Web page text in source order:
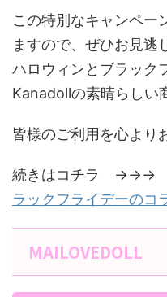
この特別なキャンペー
ますので、ぜひお見逃
ハロウィンとブラック
Kanadollの素晴らしい
皆様のご利用を心より
続きはコチラ →→→
ラックフライデーのコ
MAILOVEDOLL